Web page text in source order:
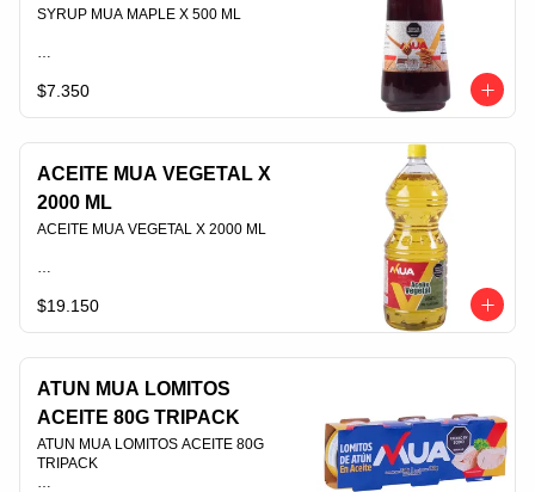
SYRUP MUA MAPLE X 500 ML
$7.350
ACEITE MUA VEGETAL X
2000 ML
ACEITE MUA VEGETAL X 2000 ML
$19.150
ATUN MUA LOMITOS
ACEITE 80G TRIPACK
ATUN MUA LOMITOS ACEITE 80G
TRIPACK